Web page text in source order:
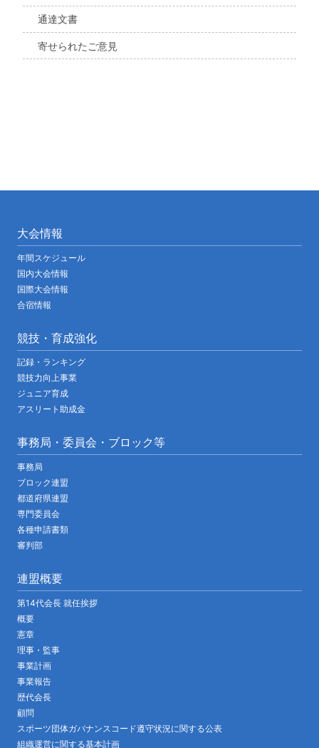
通達文書
寄せられたご意見
大会情報
年間スケジュール
国内大会情報
国際大会情報
合宿情報
競技・育成強化
記録・ランキング
競技力向上事業
ジュニア育成
アスリート助成金
事務局・委員会・ブロック等
事務局
ブロック連盟
都道府県連盟
専門委員会
各種申請書類
審判部
連盟概要
第14代会長 就任挨拶
概要
憲章
理事・監事
事業計画
事業報告
歴代会長
顧問
スポーツ団体ガバナンスコード遵守状況に関する公表
組織運営に関する基本計画